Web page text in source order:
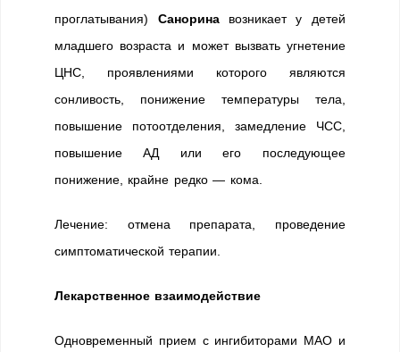
проглатывания) Саноринавозникает у детей
младшего возраста и может вызвать угнетение
ЦНС, проявлениями которого являются
сонливость, понижение температуры тела,
повышение потоотделения, замедление ЧСС,
повышение АД или его последующее
понижение, крайне редко — кома.
Лечение: отмена препарата, проведение
симптоматической терапии.
Лекарственное взаимодействие
Одновременный прием с ингибиторами МАО и